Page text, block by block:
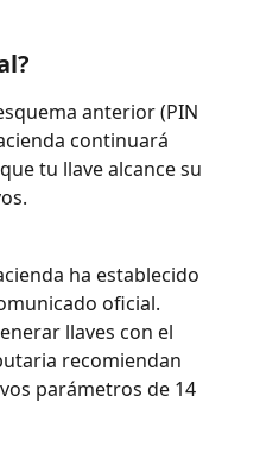
anterior (PIN
continuará
tu llave alcance su
ha establecido
oficial.
llaves con el
recomiendan
parámetros de 14